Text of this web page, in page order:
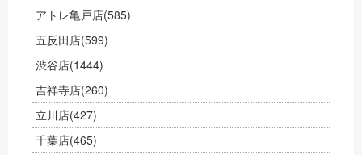
アトレ亀戸店(585)
五反田店(599)
渋谷店(1444)
吉祥寺店(260)
立川店(427)
千葉店(465)